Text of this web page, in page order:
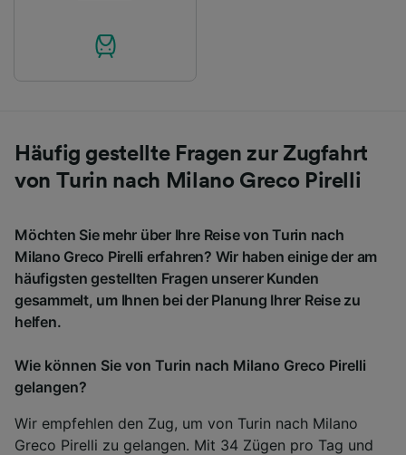
Häufig gestellte Fragen zur Zugfahrt
von Turin nach Milano Greco Pirelli
Möchten Sie mehr über Ihre Reise von Turin nach
Milano Greco Pirelli erfahren? Wir haben einige der am
häufigsten gestellten Fragen unserer Kunden
gesammelt, um Ihnen bei der Planung Ihrer Reise zu
helfen.
Wie können Sie von Turin nach Milano Greco Pirelli
gelangen?
Wir empfehlen den Zug, um von Turin nach Milano
Greco Pirelli zu gelangen. Mit 34 Zügen pro Tag und